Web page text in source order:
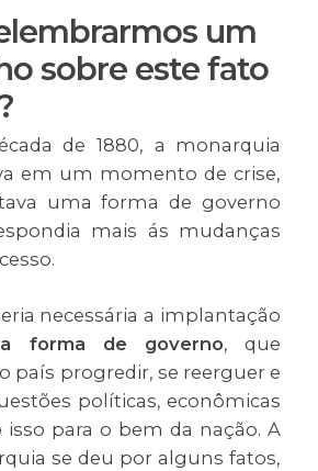
um
sobre este fato
de 1880, a monarquia
em um momento de crise,
uma forma de governo
mais ás mudanças
necessária a implantação
forma de governo, que
país progredir, se reerguer e
políticas, econômicas
isso para o bem da nação. A
se deu por alguns fatos,